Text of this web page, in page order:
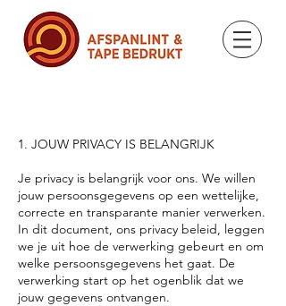
1. JOUW PRIVACY IS BELANGRIJK
Je privacy is belangrijk voor ons. We willen
jouw persoonsgegevens op een wettelijke,
correcte en transparante manier verwerken.
In dit document, ons privacy beleid, leggen
we je uit hoe de verwerking gebeurt en om
welke persoonsgegevens het gaat. De
verwerking start op het ogenblik dat we
jouw gegevens ontvangen.